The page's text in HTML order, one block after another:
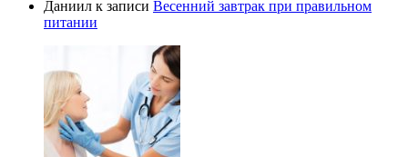
Даниил к записи Весенний завтрак при правильном
питании